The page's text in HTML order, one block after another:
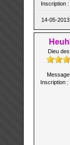
Inscription
14-05-
Dieu
Inscription